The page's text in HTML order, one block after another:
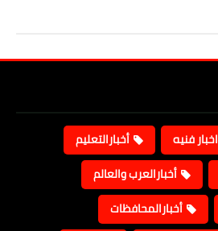
اخبار فنيه
أخبارالتعليم
أخبارالعرب والعالم
أخبارالمحافظات